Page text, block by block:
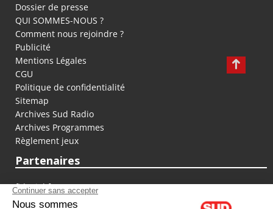
Dossier de presse
QUI SOMMES-NOUS ?
Comment nous rejoindre ?
Publicité
Mentions Légales
CGU
Politique de confidentialité
Sitemap
Archives Sud Radio
Archives Programmes
Règlement jeux
Partenaires
fiducial.fr
lyoncapitale.fr